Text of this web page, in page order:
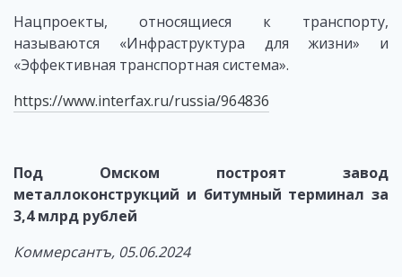
Нацпроекты, относящиеся к транспорту,
называются «Инфраструктура для жизни» и
«Эффективная транспортная система».
https://www.interfax.ru/russia/964836
Под Омском построят завод
металлоконструкций и битумный терминал за
3,4 млрд рублей
Коммерсантъ, 05.06.2024